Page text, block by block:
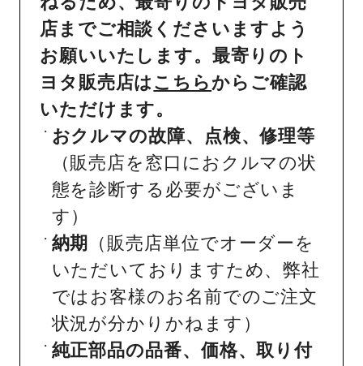
店までご相談くださいますよう
お願いいたします。最寄りのト
ヨタ販売店はこちら からご確認
いただけます。
おクルマの故障、点検、修理等
（販売店を窓口におクルマの状
態を診断する必要がございま
す）
納期
（販売店単位でオーダーを
いただいておりますため、弊社
ではお客様のお名前でのご注文
状況が分かりかねます）
純正部品の品番、価格、取り付